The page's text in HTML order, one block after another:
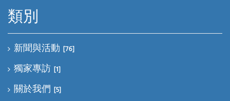
類別
新聞與活動 [76]
獨家專訪 [1]
關於我們 [5]